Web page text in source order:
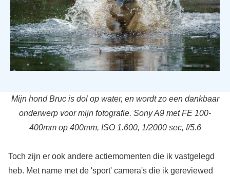
Mijn hond Bruc is dol op water, en wordt zo een dankbaar
onderwerp voor mijn fotografie. Sony A9 met FE 100-
400mm op 400mm, ISO 1.600, 1/2000 sec, f/5.6
Toch zijn er ook andere actiemomenten die ik vastgelegd
heb. Met name met de 'sport' camera's die ik gereviewed